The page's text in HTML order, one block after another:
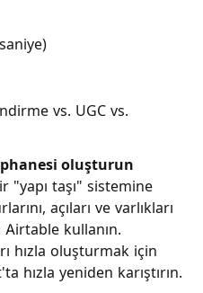
vs. UGC vs.
oluşturun
"yapı taşı" sistemine
açıları ve varlıkları
kullanın.
hızla oluşturmak için
hızla yeniden karıştırın.